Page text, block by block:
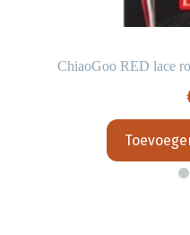
ChiaoGoo RED lace